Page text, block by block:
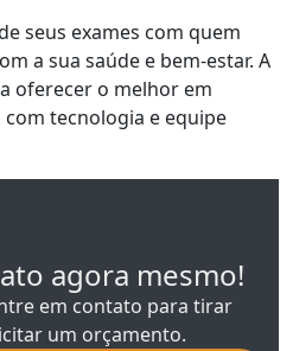
seus exames com quem
a sua saúde e bem-estar. A
oferecer o melhor em
tecnologia e equipe
agora mesmo!
em contato para tirar
um orçamento.